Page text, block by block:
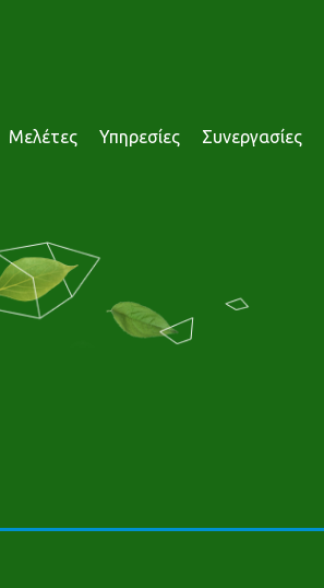
Μελέτες Υπηρεσίες Συνεργασίες